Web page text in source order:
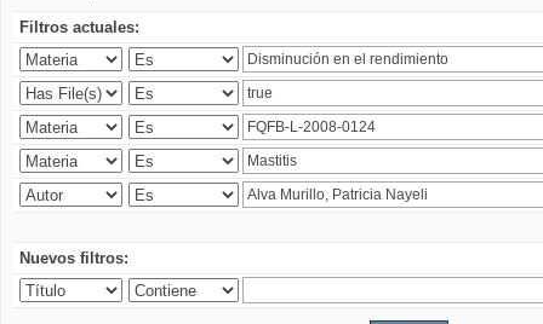
Filtros actuales:
Nuevos filtros: